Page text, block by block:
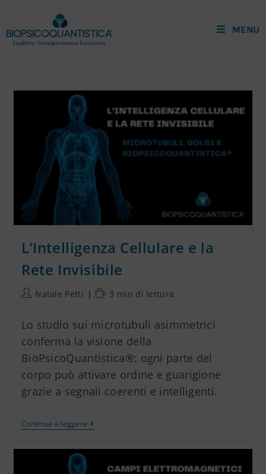
MENU
L’Intelligenza Cellulare e la
Rete Invisibile
Natale Petti 3 min di lettura
Lo studio sui microtubuli asimmetrici
conferma la visione della
BioPsicoQuantistica®: ogni parte del
corpo può attivare ordine e guarigione
grazie a segnali coerenti e intelligenti.
Continua a leggere